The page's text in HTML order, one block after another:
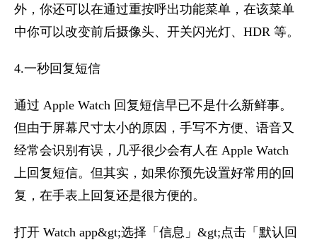
外，你还可以在通过重按呼出功能菜单，在该菜单
中你可以改变前后摄像头、开关闪光灯、HDR 等。
4.一秒回复短信
通过 Apple Watch 回复短信早已不是什么新鲜事。
但由于屏幕尺寸太小的原因，手写不方便、语音又
经常会识别有误，几乎很少会有人在 Apple Watch
上回复短信。但其实，如果你预先设置好常用的回
复，在手表上回复还是很方便的。
打开 Watch app&gt;选择「信息」&gt;点击「默认回